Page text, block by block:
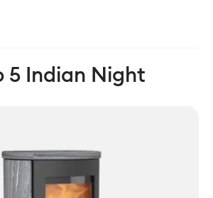
5 Indian Night